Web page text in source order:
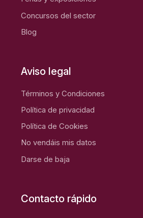
Concursos del sector
Blog
Aviso legal
Términos y Condiciones
Política de privacidad
Política de Cookies
No vendáis mis datos
Darse de baja
Contacto rápido